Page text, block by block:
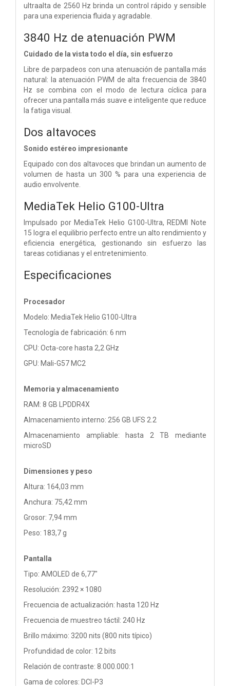
ultraalta de 2560 Hz brinda un control rápido y sensible
para una experiencia fluida y agradable.
3840 Hz de atenuación PWM
Cuidado de la vista todo el día, sin esfuerzo
Libre de parpadeos con una atenuación de pantalla más
natural: la atenuación PWM de alta frecuencia de 3840
Hz se combina con el modo de lectura cíclica para
ofrecer una pantalla más suave e inteligente que reduce
la fatiga visual.
Dos altavoces
Sonido estéreo impresionante
Equipado con dos altavoces que brindan un aumento de
volumen de hasta un 300 % para una experiencia de
audio envolvente.
MediaTek Helio G100-Ultra
Impulsado por MediaTek Helio G100-Ultra, REDMI Note
15 logra el equilibrio perfecto entre un alto rendimiento y
eficiencia energética, gestionando sin esfuerzo las
tareas cotidianas y el entretenimiento.
Especificaciones
Procesador
Modelo: MediaTek Helio G100-Ultra
Tecnología de fabricación: 6 nm
CPU: Octa-core hasta 2,2 GHz
GPU: Mali-G57 MC2
Memoria y almacenamiento
RAM: 8 GB LPDDR4X
Almacenamiento interno: 256 GB UFS 2.2
Almacenamiento ampliable: hasta 2 TB mediante
microSD
Dimensiones y peso
Altura: 164,03 mm
Anchura: 75,42 mm
Grosor: 7,94 mm
Peso: 183,7 g
Pantalla
Tipo: AMOLED de 6,77"
Resolución: 2392 × 1080
Frecuencia de actualización: hasta 120 Hz
Frecuencia de muestreo táctil: 240 Hz
Brillo máximo: 3200 nits (800 nits típico)
Profundidad de color: 12 bits
Relación de contraste: 8.000.000:1
Gama de colores: DCI-P3